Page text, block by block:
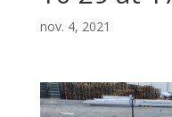
nov. 4, 2021